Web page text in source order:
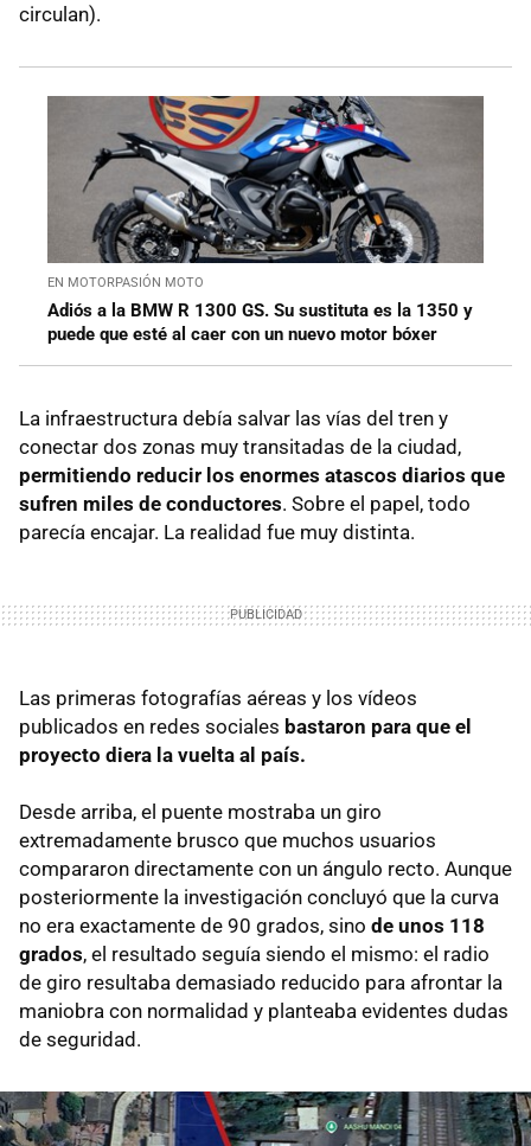
circulan).
EN MOTORPASIÓN MOTO
Adiós a la BMW R 1300 GS. Su sustituta es la 1350 y
puede que esté al caer con un nuevo motor bóxer
La infraestructura debía salvar las vías del tren y
conectar dos zonas muy transitadas de la ciudad,
permitiendo reducir los enormes atascos diarios que
sufren miles de conductores. Sobre el papel, todo
parecía encajar. La realidad fue muy distinta.
Las primeras fotografías aéreas y los vídeos
publicados en redes sociales bastaron para que el
proyecto diera la vuelta al país.
Desde arriba, el puente mostraba un giro
extremadamente brusco que muchos usuarios
compararon directamente con un ángulo recto. Aunque
posteriormente la investigación concluyó que la curva
no era exactamente de 90 grados, sino de unos 118
grados, el resultado seguía siendo el mismo: el radio
de giro resultaba demasiado reducido para afrontar la
maniobra con normalidad y planteaba evidentes dudas
de seguridad.